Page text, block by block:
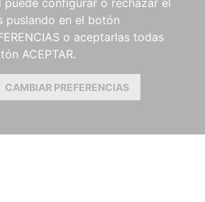
puede configurar o rechazar el
puslando en el botón
o aceptarlas todas
ACEPTAR.
CAMBIAR PREFERENCIAS